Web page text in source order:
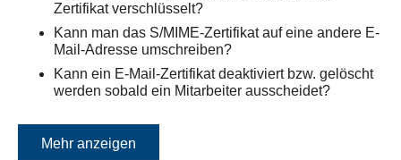
Zertifikat verschlüsselt?
Kann man das S/MIME-Zertifikat auf eine andere E-
Mail-Adresse umschreiben?
Kann ein E-Mail-Zertifikat deaktiviert bzw. gelöscht
werden sobald ein Mitarbeiter ausscheidet?
Mehr anzeigen